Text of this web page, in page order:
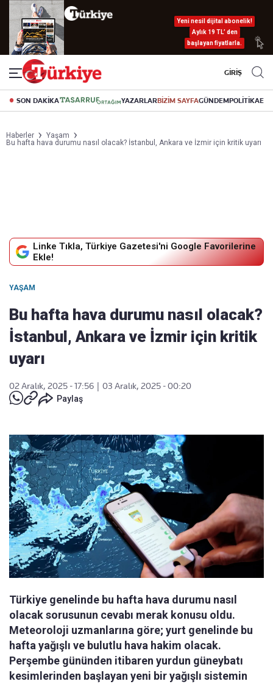
Yeni nesil dijital abonelik!
Aylık 19 TL’ den
başlayan fiyatlarla.
GİRİŞ
SON DAKİKA YAZARLARBİZİM SAYFAGÜNDEMPOLİTİKA
Haberler
Yaşam
Bu hafta hava durumu nasıl olacak? İstanbul, Ankara ve İzmir için kritik uyarı
Linke Tıkla, Türkiye Gazetesi'ni Google Favorilerine
Ekle!
YAŞAM
Bu hafta hava durumu nasıl olacak?
İstanbul, Ankara ve İzmir için kritik
uyarı
02 Aralık, 2025 - 17:56
03 Aralık, 2025 - 00:20
Paylaş
Türkiye genelinde bu hafta hava durumu nasıl
olacak sorusunun cevabı merak konusu oldu.
Meteoroloji uzmanlarına göre; yurt genelinde bu
hafta yağışlı ve bulutlu hava hakim olacak.
Perşembe gününden itibaren yurdun güneybatı
kesimlerinden başlayan yeni bir yağışlı sistemin